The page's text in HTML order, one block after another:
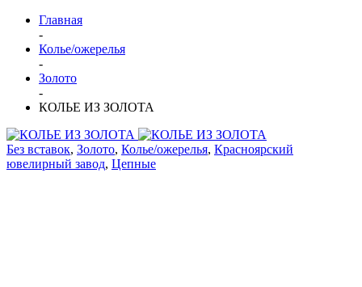
Главная
-
Колье/ожерелья
-
Золото
-
КОЛЬЕ ИЗ ЗОЛОТА
Без вставок, Золото, Колье/ожерелья, Красноярский
ювелирный завод, Цепные